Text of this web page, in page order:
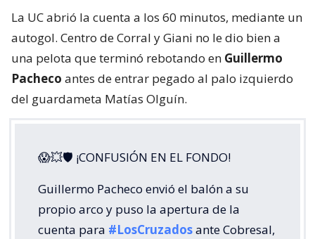
La UC abrió la cuenta a los 60 minutos, mediante un
autogol. Centro de Corral y Giani no le dio bien a
una pelota que terminó rebotando en Guillermo
Pacheco antes de entrar pegado al palo izquierdo
del guardameta Matías Olguín.
😱💥🛡 ¡CONFUSIÓN EN EL FONDO!
Guillermo Pacheco envió el balón a su
propio arco y puso la apertura de la
cuenta para #LosCruzadosante Cobresal,